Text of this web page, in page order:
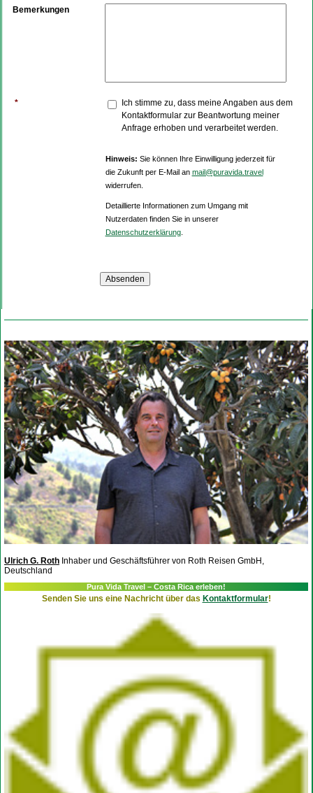
Bemerkungen
*
Ich stimme zu, dass meine Angaben aus dem
Kontaktformular zur Beantwortung meiner
Anfrage erhoben und verarbeitet werden.
Hinweis: Sie können Ihre Einwilligung jederzeit für
die Zukunft per E-Mail an mail@puravida.travel
widerrufen.
Detaillierte Informationen zum Umgang mit
Nutzerdaten finden Sie in unserer
Datenschutzerklärung.
Ulrich G. Roth Inhaber und Geschäftsführer von Roth Reisen GmbH,
Deutschland
Pura Vida Travel – Costa Rica erleben!
Senden Sie uns eine Nachricht über das Kontaktformular!